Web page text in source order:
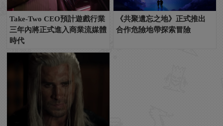
Take-Two CEO預計遊戲行業
三年內將正式進入商業流媒體
時代
《共聚遺忘之地》正式推出
合作危險地帶探索冒險